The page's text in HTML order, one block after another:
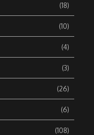
(18)
(10)
(4)
(3)
(26)
(6)
(108)